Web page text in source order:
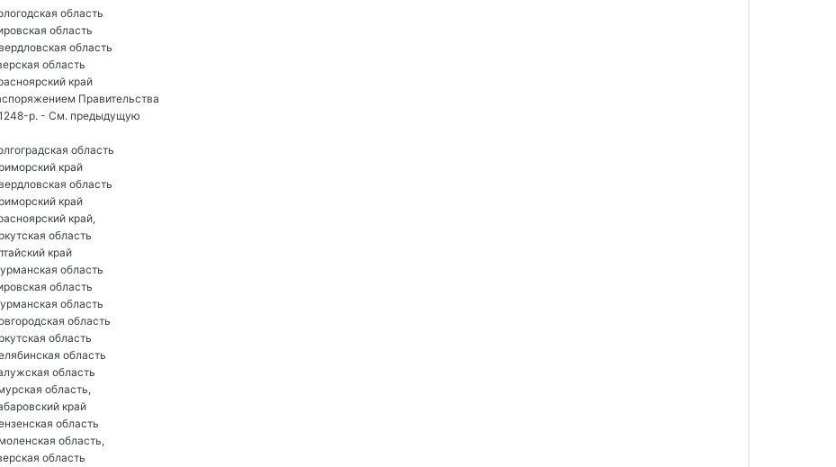
область
область
область
область
край
Правительства
1248-р. - См. предыдущую
область
край
область
край
край,
область
край
область
область
область
область
область
область
область
область,
край
область
область,
область